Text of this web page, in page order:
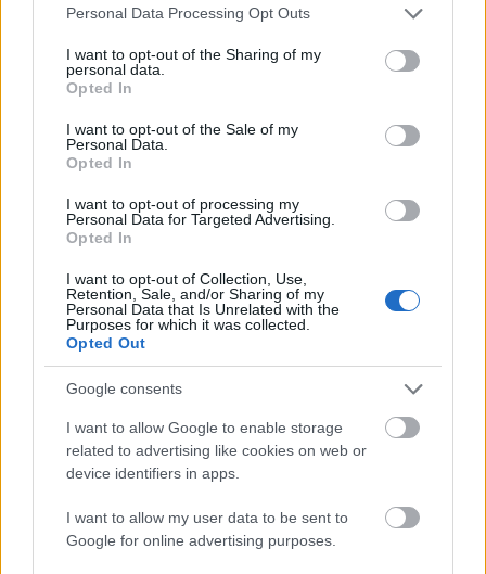
Please note that this website/app uses one or more Google
not limited to your visit or usage behaviour. You may click to
grant or deny consent to Google and its third-party tags to
use your data for below specified purposes in below Google
consent section.
Personal Data Processing Opt Outs
I want to opt-out of the Sharing of my
personal data.
Opted In
I want to opt-out of the Sale of my
Personal Data.
Opted In
I want to opt-out of processing my
Personal Data for Targeted Advertising.
Opted In
I want to opt-out of Collection, Use,
Retention, Sale, and/or Sharing of my
Personal Data that Is Unrelated with the
Purposes for which it was collected.
Opted Out
Google consents
I want to allow Google to enable storage
related to advertising like cookies on web or
device identifiers in apps.
I want to allow my user data to be sent to
Google for online advertising purposes.
paksi atomerőmű
Paks II.: Mit jelent az 5. blokk új mérföldköve a
felülvizsgálat árnyékában?
Megkezdődött az 5. blokk reaktorépületének alaplemez-
kivitelezése, miközben a felülvizsgálat arra keresi a választ,
hogy a megváltozott gazdasági és geopolitikai környezetben
milyen feltételek mellett érdemes továbbvinni Magyarország
egyik legnagyobb beruházását.
Elkészült a Liszt Ferenc repülőtér
közműhálózatának fejlesztése